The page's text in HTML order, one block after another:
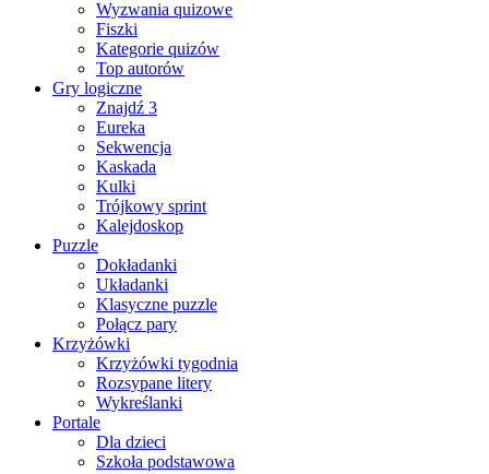
Wyzwania quizowe
Fiszki
Kategorie quizów
Top autorów
Gry logiczne
Znajdź 3
Eureka
Sekwencja
Kaskada
Kulki
Trójkowy sprint
Kalejdoskop
Puzzle
Dokładanki
Układanki
Klasyczne puzzle
Połącz pary
Krzyżówki
Krzyżówki tygodnia
Rozsypane litery
Wykreślanki
Portale
Dla dzieci
Szkoła podstawowa